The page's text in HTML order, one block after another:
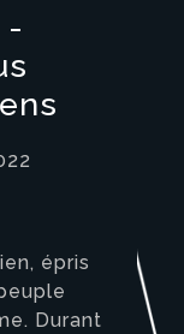
-
épris
Durant